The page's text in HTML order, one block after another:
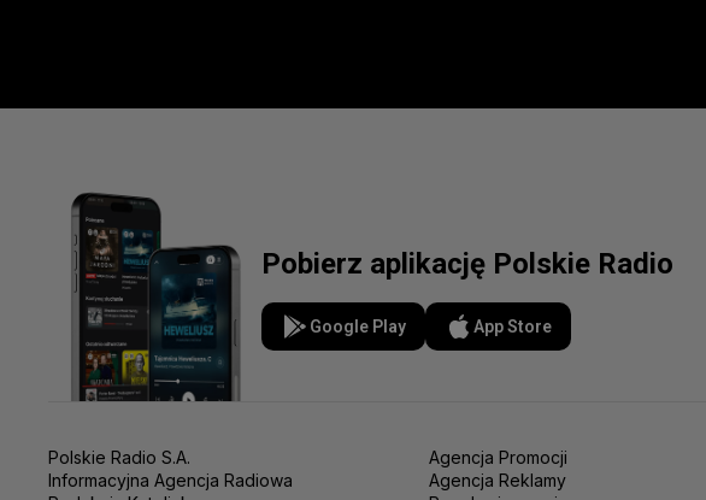
Pobierz aplikację Polskie Radio
Google Play App Store
Polskie Radio S.A.
Informacyjna Agencja Radiowa
Agencja Promocji
Agencja Reklamy